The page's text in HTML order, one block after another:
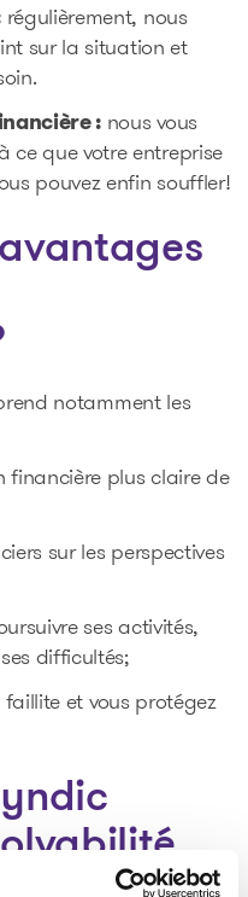
régulièrement, nous
sur la situation et
: nous vous
ce que votre entreprise
pouvez enfin souffler!
notamment les
financière plus claire de
sur les perspectives
ses activités,
difficultés;
et vous protégez